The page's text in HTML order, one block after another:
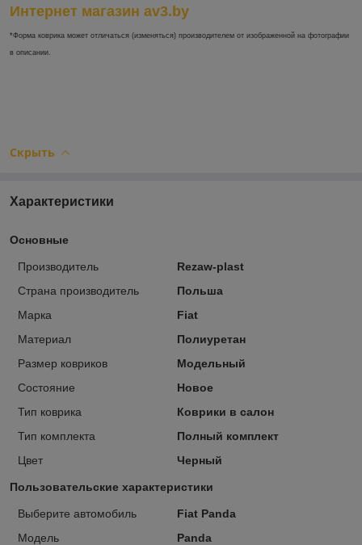
Интернет магазин av3.by
*Форма коврика может отличаться (изменяться) производителем от изображенной на фотографии
в описании.
Скрыть
Характеристики
Основные
Производитель
Rezaw-plast
Страна производитель
Польша
Марка
Fiat
Материал
Полиуретан
Размер ковриков
Модельный
Состояние
Новое
Тип коврика
Коврики в салон
Тип комплекта
Полный комплект
Цвет
Черный
Пользовательские характеристики
Выберите автомобиль
Fiat Panda
Модель
Panda